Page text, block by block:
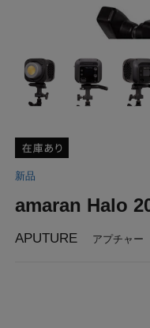
新品
amaran Halo
APUTURE アプチャー